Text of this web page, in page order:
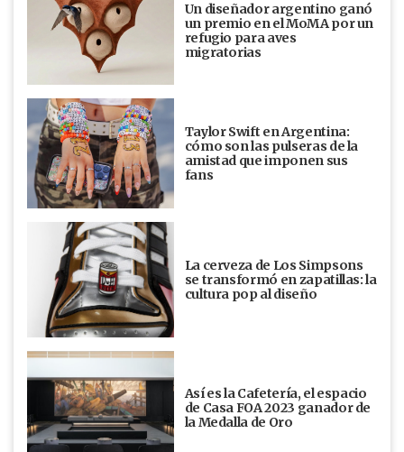
Un diseñador argentino ganó
un premio en el MoMA por un
refugio para aves
migratorias
Taylor Swift en Argentina:
cómo son las pulseras de la
amistad que imponen sus
fans
La cerveza de Los Simpsons
se transformó en zapatillas: la
cultura pop al diseño
Así es la Cafetería, el espacio
de Casa FOA 2023 ganador de
la Medalla de Oro